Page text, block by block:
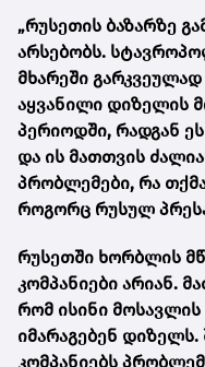
„რუსეთის ბაზარზე
არსებობს.
მხარეში
აყვანილი დიზელის
პერიოდში, რადგან
და ის მათთვის
პრობლემები, რა
როგორც რუსულ
რუსეთში ხორბლის
კომპანიები არიან.
რომ ისინი
იმარაგებენ დიზელს.
კომპანიებს